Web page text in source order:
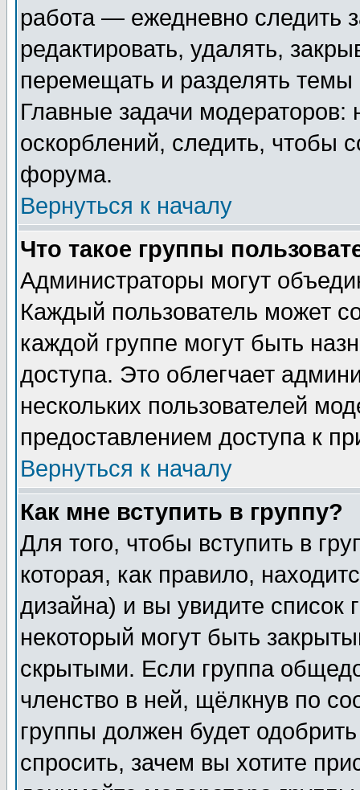
работа — ежедневно следить
редактировать, удалять,
перемещать и разделять
Главные задачи
оскорблений, следить, чтобы
форума.
Вернуться к началу
Что такое группы
Администраторы могут
Каждый пользователь может
каждой группе могут быть
доступа. Это облегчает
нескольких пользователей
предоставлением доступа к
Вернуться к началу
Как мне вступить в группу?
Для того, чтобы вступить в
которая, как правило,
дизайна) и вы увидите список
некоторый могут быть
скрытыми. Если группа
членство в ней, щёлкнув по
группы должен будет
спросить, зачем вы хотите